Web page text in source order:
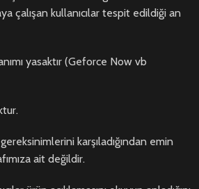
çalışan kullanıcılar tespit edildiği an
yasaktır (Geforce Now vb
karşıladığından emin
ait değildir.